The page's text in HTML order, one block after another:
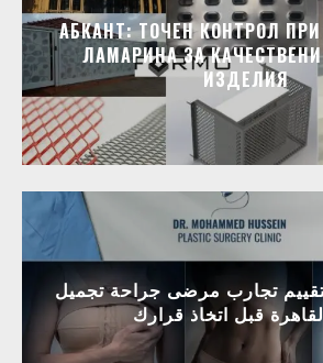
АБКАНТ: ТОЧЕН КОНТРОЛ
ЛАМАРИНА ЗА
ИЗДЕЛИЯ
تجارب مرضى جراحة تجميل
قبل اتخاذ قرارك